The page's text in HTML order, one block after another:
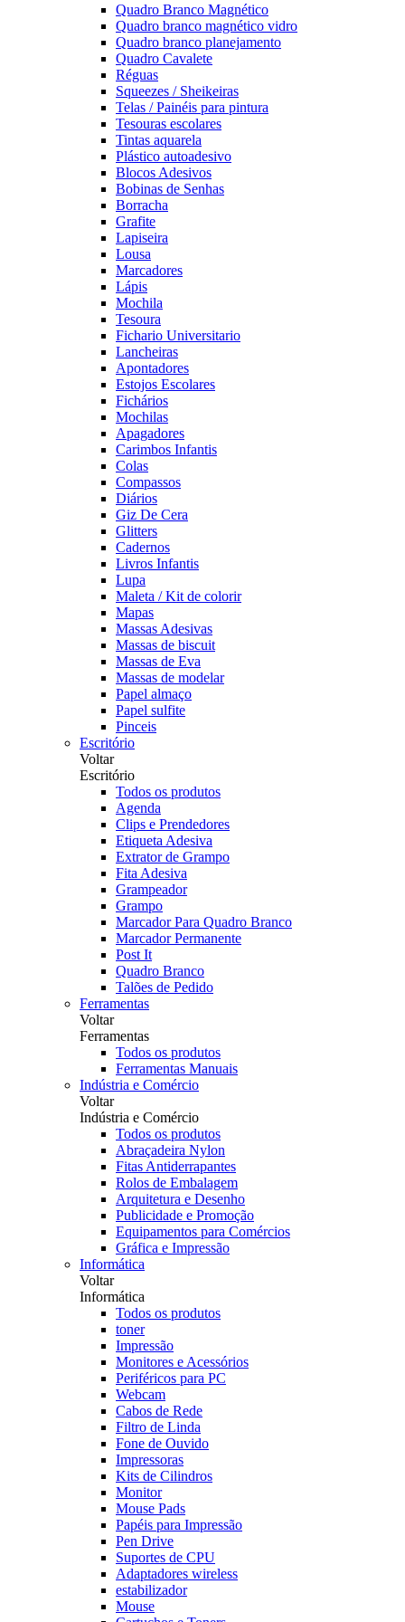
Quadro Branco Magnético
Quadro branco magnético vidro
Quadro branco planejamento
Quadro Cavalete
Réguas
Squeezes / Sheikeiras
Telas / Painéis para pintura
Tesouras escolares
Tintas aquarela
Plástico autoadesivo
Blocos Adesivos
Bobinas de Senhas
Borracha
Grafite
Lapiseira
Lousa
Marcadores
Lápis
Mochila
Tesoura
Fichario Universitario
Lancheiras
Apontadores
Estojos Escolares
Fichários
Mochilas
Apagadores
Carimbos Infantis
Colas
Compassos
Diários
Giz De Cera
Glitters
Cadernos
Livros Infantis
Lupa
Maleta / Kit de colorir
Mapas
Massas Adesivas
Massas de biscuit
Massas de Eva
Massas de modelar
Papel almaço
Papel sulfite
Pinceis
Escritório
Voltar
Escritório
Todos os produtos
Agenda
Clips e Prendedores
Etiqueta Adesiva
Extrator de Grampo
Fita Adesiva
Grampeador
Grampo
Marcador Para Quadro Branco
Marcador Permanente
Post It
Quadro Branco
Talões de Pedido
Ferramentas
Voltar
Ferramentas
Todos os produtos
Ferramentas Manuais
Indústria e Comércio
Voltar
Indústria e Comércio
Todos os produtos
Abraçadeira Nylon
Fitas Antiderrapantes
Rolos de Embalagem
Arquitetura e Desenho
Publicidade e Promoção
Equipamentos para Comércios
Gráfica e Impressão
Informática
Voltar
Informática
Todos os produtos
toner
Impressão
Monitores e Acessórios
Periféricos para PC
Webcam
Cabos de Rede
Filtro de Linda
Fone de Ouvido
Impressoras
Kits de Cilindros
Monitor
Mouse Pads
Papéis para Impressão
Pen Drive
Suportes de CPU
Adaptadores wireless
estabilizador
Mouse